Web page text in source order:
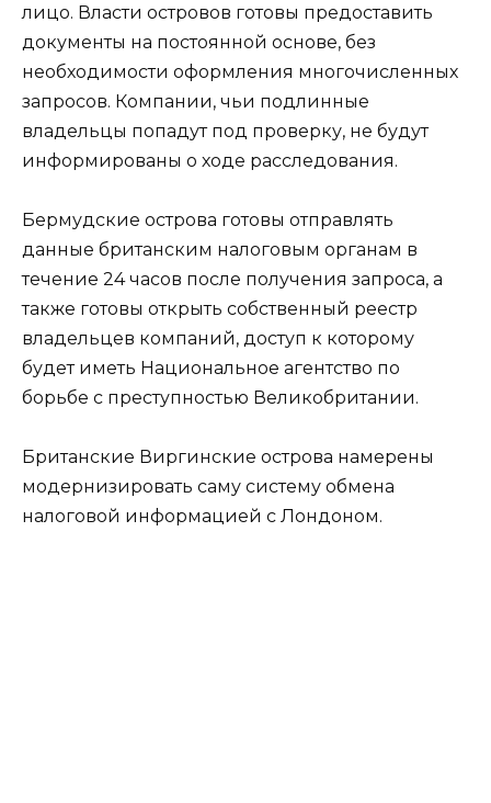
лицо. Власти островов готовы предоставить
документы на постоянной основе, без
необходимости оформления многочисленных
запросов. Компании, чьи подлинные
владельцы попадут под проверку, не будут
информированы о ходе расследования.
Бермудские острова готовы отправлять
данные британским налоговым органам в
течение 24 часов после получения запроса, а
также готовы открыть собственный реестр
владельцев компаний, доступ к которому
будет иметь Национальное агентство по
борьбе с преступностью Великобритании.
Британские Виргинские острова намерены
модернизировать саму систему обмена
налоговой информацией с Лондоном.